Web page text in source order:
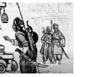
68 просмотров